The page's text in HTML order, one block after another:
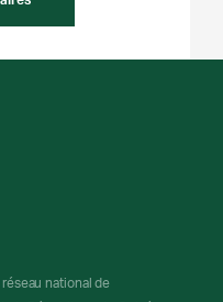
réseau national de